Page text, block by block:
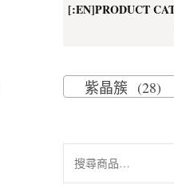
[:EN]PRODUCT
紫晶簇 (28)
搜
尋